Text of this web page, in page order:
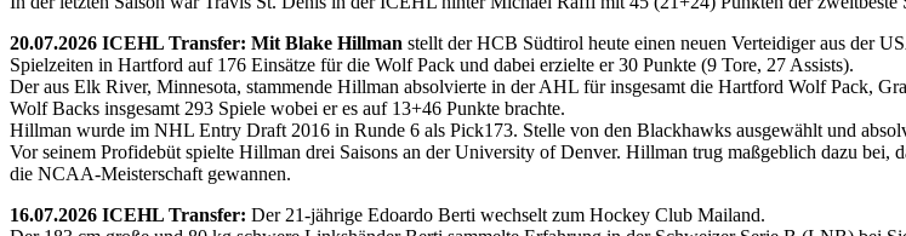
20.07.2026 ICEHL Transfer: Mit Blake Hillman stellt der HCB Südtirol heute einen neuen Verteidiger aus der
Spielzeiten in Hartford auf 176 Einsätze für die Wolf Pack und dabei erzielte er 30 Punkte (9 Tore, 27 Assists).
Der aus Elk River, Minnesota, stammende Hillman absolvierte in der AHL für insgesamt die Hartford Wolf Pack,
Wolf Backs insgesamt 293 Spiele wobei er es auf 13+46 Punkte brachte.
Hillman wurde im NHL Entry Draft 2016 in Runde 6 als Pick173. Stelle von den Blackhawks ausgewählt und
Vor seinem Profidebüt spielte Hillman drei Saisons an der University of Denver. Hillman trug maßgeblich dazu
die NCAA-Meisterschaft gewannen.
16.07.2026 ICEHL Transfer: Der 21-jährige Edoardo Berti wechselt zum Hockey Club Mailand.